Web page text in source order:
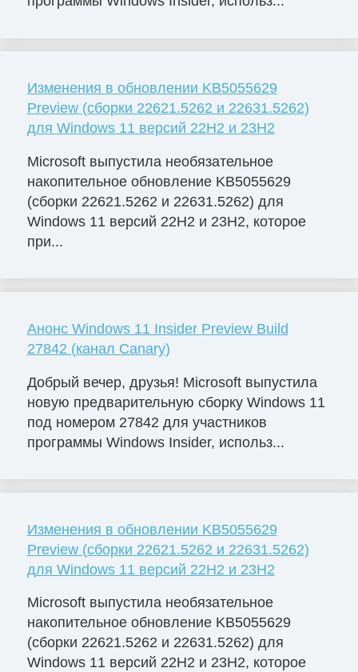
Изменения в обновлении KB5055629
Preview (сборки 22621.5262 и 22631.5262)
для Windows 11 версий 22H2 и 23H2
Microsoft выпустила необязательное
накопительное обновление KB5055629
(сборки 22621.5262 и 22631.5262) для
Windows 11 версий 22H2 и 23H2, которое
при...
Анонс Windows 11 Insider Preview Build
27842 (канал Canary)
Добрый вечер, друзья! Microsoft выпустила
новую предварительную сборку Windows 11
под номером 27842 для участников
программы Windows Insider, использ...
Изменения в обновлении KB5055629
Preview (сборки 22621.5262 и 22631.5262)
для Windows 11 версий 22H2 и 23H2
Microsoft выпустила необязательное
накопительное обновление KB5055629
(сборки 22621.5262 и 22631.5262) для
Windows 11 версий 22H2 и 23H2, которое